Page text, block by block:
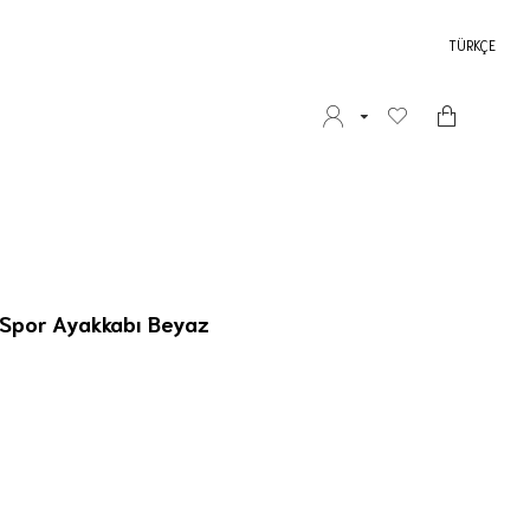
TÜRKÇE
Ayakkabı Beyaz